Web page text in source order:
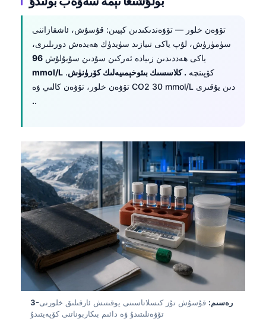
تۆۋەن خلور — تۆۋەندىكىدىن كېيىن: قۇسۇش، ئاشقازاننى
سۈمۈرۈش، لۇپ ياكى تىيازىد سۈيدۈك ھەيدەش دورىلىرى،
ياكى ھەددىدىن زىيادە ئەركىن سۇدىن سۇيۇلۇش 96
mmol/L
كۆپىنچە . كلاسسىك بىئوخېمىيەلىك كۆرۈنۈش.
تۆۋەن خلور، تۆۋەن كالىي ۋە CO2 30 mmol/L دىن يۇقىرى
..
3-رەسىم: قۇسۇش تۇز كىسلاتاسىنى يوقىتىش ئارقىلىق خلورنى
تۆۋەنلىتىدۇ ۋە دائىم بىكاربوناتنى كۆپەيتىدۇ